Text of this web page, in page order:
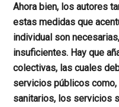
Ahora bien, los autores
estas medidas que
individual son
insuficientes. Hay que
colectivas, las cuales
servicios públicos
sanitarios, los servicios